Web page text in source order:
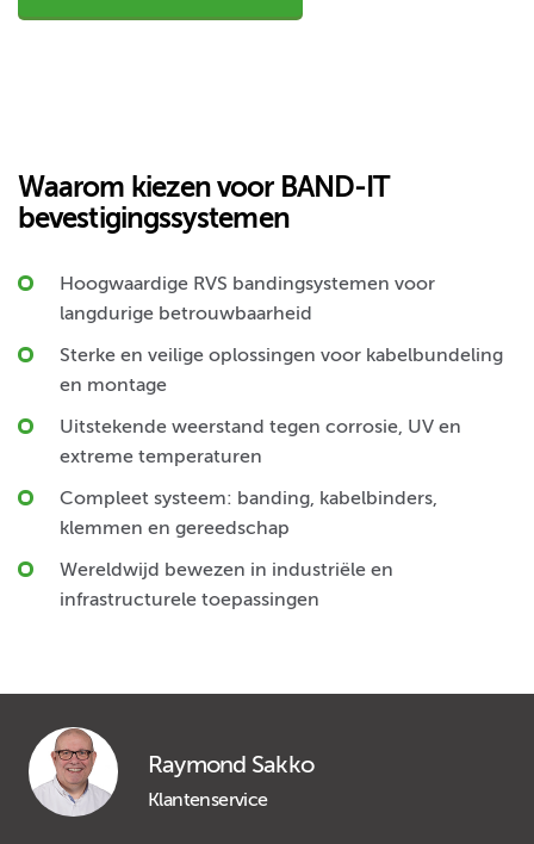
Waarom kiezen voor BAND-IT
bevestigingssystemen
Hoogwaardige RVS bandingsystemen voor
langdurige betrouwbaarheid
Sterke en veilige oplossingen voor kabelbundeling
en montage
Uitstekende weerstand tegen corrosie, UV en
extreme temperaturen
Compleet systeem: banding, kabelbinders,
klemmen en gereedschap
Wereldwijd bewezen in industriële en
infrastructurele toepassingen
Raymond Sakko
Klantenservice